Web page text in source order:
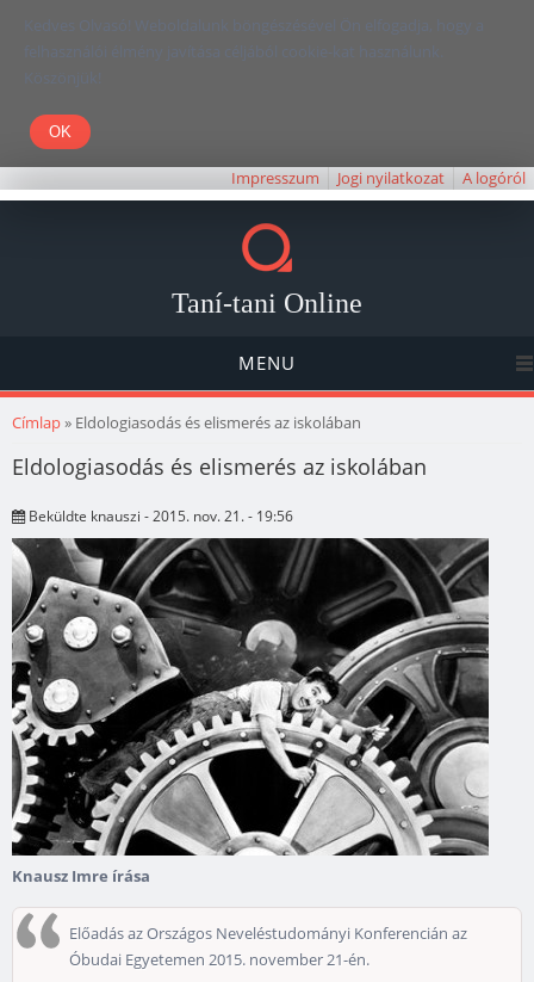
Kedves Olvasó! Weboldalunk böngészésével Ön elfogadja, hogy a
felhasználói élmény javítása céljából cookie-kat használunk.
Köszönjük!
Impresszum Jogi nyilatkozat A logóról
Taní-tani Online
MENU
Jelenlegi hely
Címlap» Eldologiasodás és elismerés az iskolában
Eldologiasodás és elismerés az iskolában
Beküldte knauszi - 2015. nov. 21. - 19:56
Knausz Imre írása
Előadás az Országos Neveléstudományi Konferencián az
Óbudai Egyetemen 2015. november 21-én.